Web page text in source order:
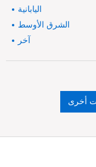
اليابانية
الشرق الأوسط
آخر
أخرى